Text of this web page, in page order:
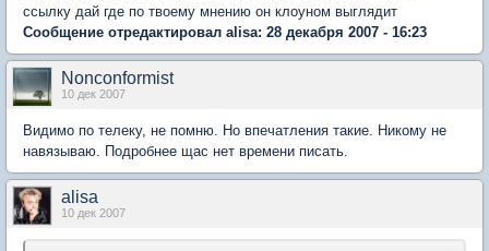
ссылку дай где по твоему мнению он клоуном выглядит
Сообщение отредактировал alisa: 28 декабря 2007 - 16:23
Nonconformist
10 дек 2007
Видимо по телеку, не помню. Но впечатления такие. Никому не
навязываю. Подробнее щас нет времени писать.
alisa
10 дек 2007